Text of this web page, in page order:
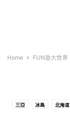
Home FUN遊大世界
三亞 冰島 北海道